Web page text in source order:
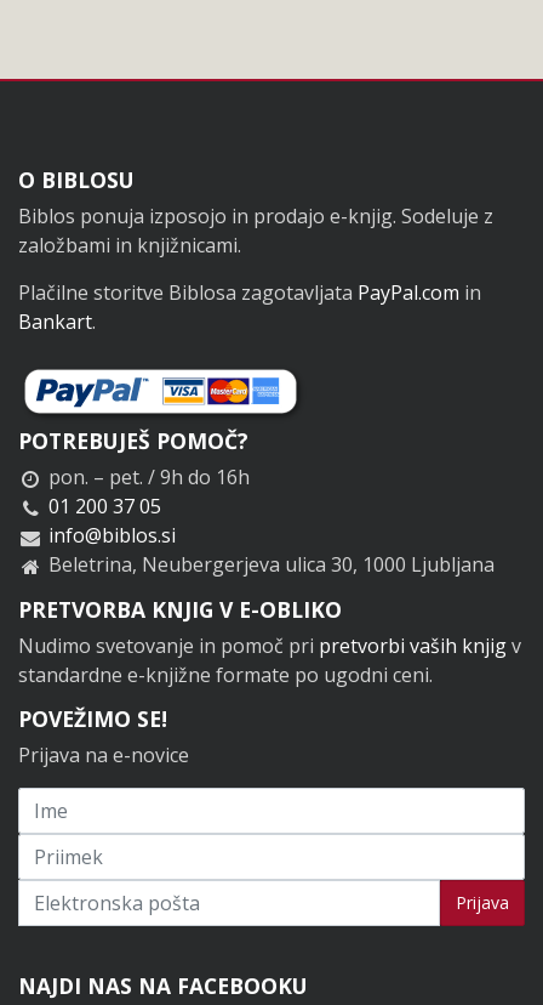
Noga
O BIBLOSU
Biblos ponuja izposojo in prodajo e-knjig. Sodeluje z
založbami in knjižnicami.
Plačilne storitve Biblosa zagotavljata PayPal.com in
Bankart.
POTREBUJEŠ POMOČ?
pon. – pet. / 9h do 16h
01 200 37 05
info@biblos.si
Beletrina, Neubergerjeva ulica 30, 1000 Ljubljana
PRETVORBA KNJIG V E-OBLIKO
Nudimo svetovanje in pomoč pri pretvorbi vaših knjigv
standardne e-knjižne formate po ugodni ceni.
POVEŽIMO SE!
Prijava na e-novice
Prijavi se na novice Prijava
NAJDI NAS NA FACEBOOKU